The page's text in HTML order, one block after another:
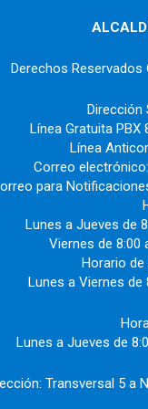
Derechos
Dirección
Línea Gratuita PBX
Línea
Correo
para
Lunes a Jueves de
Viernes de 8:00
Horario de
Lunes a Viernes de
Lunes a Jueves de
Transversal 5 a